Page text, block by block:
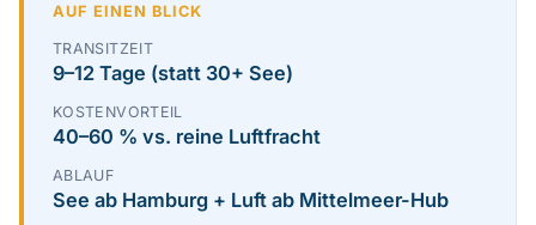
AUF EINEN BLICK
TRANSITZEIT
9–12 Tage (statt 30+ See)
KOSTENVORTEIL
40–60 % vs. reine Luftfracht
ABLAUF
See ab Hamburg + Luft ab Mittelmeer-Hub